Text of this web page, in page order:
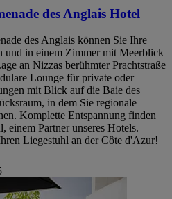
des Anglais Hotel
des Anglais können Sie Ihre
und in einem Zimmer mit Meerblick
an Nizzas berühmter Prachtstraße
Lounge für private oder
mit Blick auf die Baie des
in dem Sie regionale
Komplette Entspannung finden
einem Partner unseres Hotels.
Liegestuhl an der Côte d'Azur!